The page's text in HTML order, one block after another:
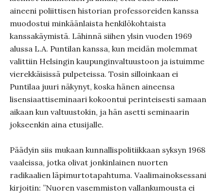
aineeni poliittisen historian professoreiden kanssa
muodostui minkäänlaista henkilökohtaista
kanssakäymistä. Lähinnä siihen ylsin vuoden 1969
alussa L.A. Puntilan kanssa, kun meidän molemmat
valittiin Helsingin kaupunginvaltuustoon ja istuimme
vierekkäisissä pulpeteissa. Tosin silloinkaan ei
Puntilaa juuri näkynyt, koska hänen aineensa
lisensiaattiseminaari kokoontui perinteisesti samaan
aikaan kun valtuustokin, ja hän asetti seminaarin
jokseenkin aina etusijalle.
Päädyin siis mukaan kunnallispolitiikkaan syksyn 1968
vaaleissa, jotka olivat jonkinlainen nuorten
radikaalien läpimurtotapahtuma. Vaalimainoksessani
kirjoitin: ”Nuoren vasemmiston vallankumousta ei